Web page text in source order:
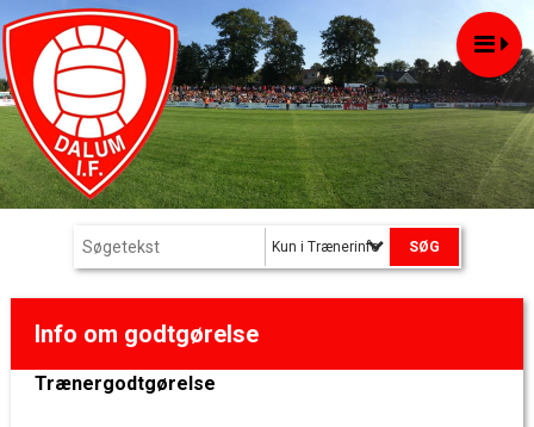
Kun i Trænerinfo
Info om godtgørelse
Trænergodtgørelse